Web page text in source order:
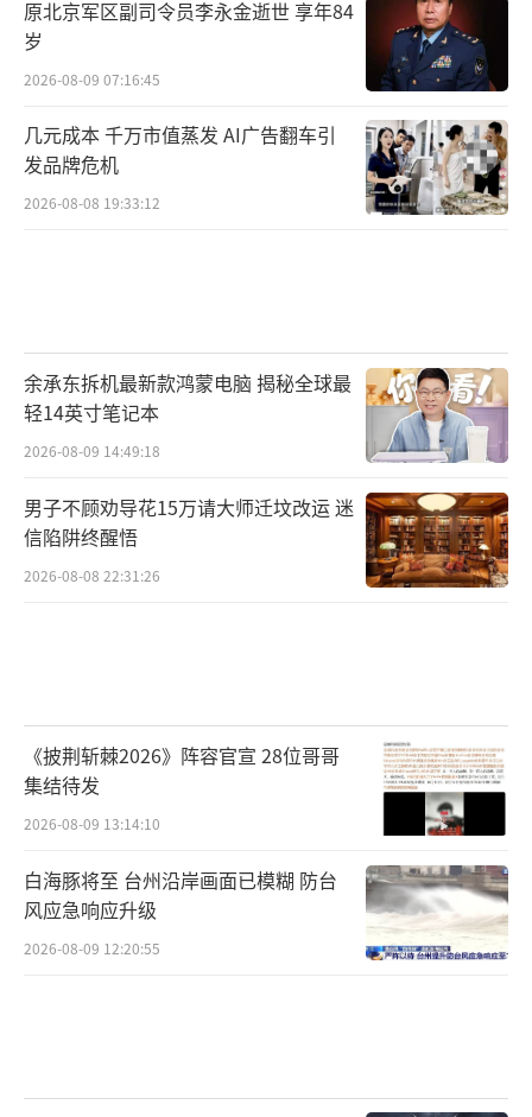
原北京军区副司令员李永金逝世 享年84
岁
2026-08-09 07:16:45
几元成本 千万市值蒸发 AI广告翻车引
发品牌危机
2026-08-08 19:33:12
余承东拆机最新款鸿蒙电脑 揭秘全球最
轻14英寸笔记本
2026-08-09 14:49:18
男子不顾劝导花15万请大师迁坟改运 迷
信陷阱终醒悟
2026-08-08 22:31:26
《披荆斩棘2026》阵容官宣 28位哥哥
集结待发
2026-08-09 13:14:10
白海豚将至 台州沿岸画面已模糊 防台
风应急响应升级
2026-08-09 12:20:55